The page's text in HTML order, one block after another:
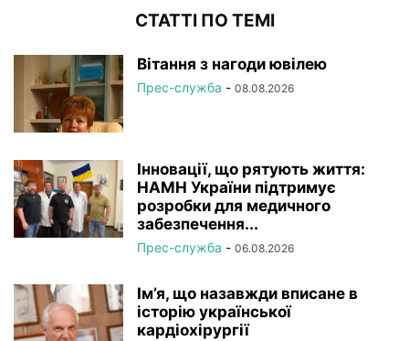
СТАТТІ ПО ТЕМІ
Вітання з нагоди ювілею
Прес-служба - 08.08.2026
Інновації, що рятують життя:
НАМН України підтримує
розробки для медичного
забезпечення...
Прес-служба - 06.08.2026
Ім’я, що назавжди вписане в
історію української
кардіохірургії